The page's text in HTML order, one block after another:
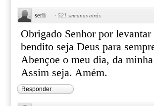
serli · 521 semanas atrás
Obrigado Senhor por
bendito seja Deus para
Abençoe o meu dia, da
Assim seja. Amém.
Responder